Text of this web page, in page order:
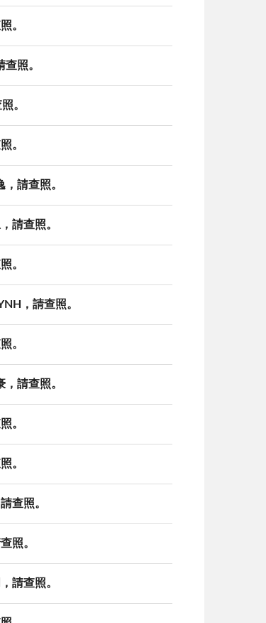
。
照。
。
。
請查照。
請查照。
。
，請查照。
。
請查照。
。
。
查照。
照。
請查照。